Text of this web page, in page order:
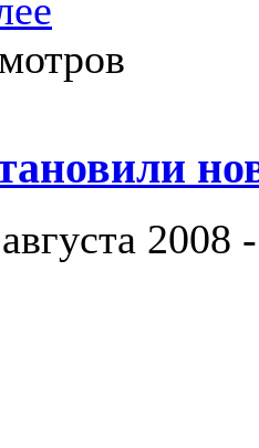
2008